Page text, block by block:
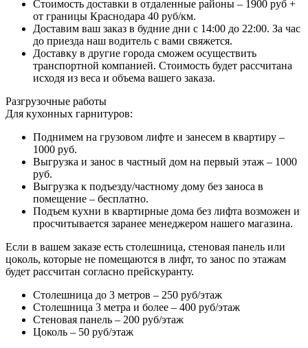
Стоимость доставки в отдаленные районы – 1900 руб +
от границы Краснодара 40 руб/км.
Доставим ваш заказ в будние дни с 14:00 до 22:00. За час
до приезда наш водитель с вами свяжется.
Доставку в другие города сможем осуществить
транспортной компанией. Стоимость будет рассчитана
исходя из веса и объема вашего заказа.
Разгрузочные работы
Для кухонных гарнитуров:
Поднимем на грузовом лифте и занесем в квартиру –
1000 руб.
Выгрузка и занос в частный дом на первый этаж – 1000
руб.
Выгрузка к подъезду/частному дому без заноса в
помещение – бесплатно.
Подъем кухни в квартирные дома без лифта возможен и
просчитывается заранее менеджером нашего магазина.
Если в вашем заказе есть столешница, стеновая панель или
цоколь, которые не помещаются в лифт, то занос по этажам
будет рассчитан согласно прейскуранту.
Столешница до 3 метров – 250 руб/этаж
Столешница 3 метра и более – 400 руб/этаж
Стеновая панель – 200 руб/этаж
Цоколь – 50 руб/этаж